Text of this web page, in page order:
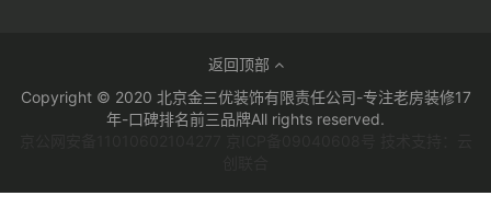
返回顶部
Copyright © 2020 北京金三优装饰有限责任公司-专注老房装修17
年-口碑排名前三品牌All rights reserved.